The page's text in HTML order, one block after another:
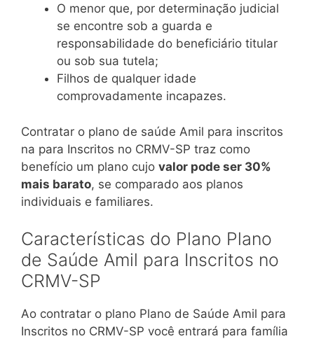
O menor que, por determinação judicial
se encontre sob a guarda e
responsabilidade do beneficiário titular
ou sob sua tutela;
Filhos de qualquer idade
comprovadamente incapazes.
Contratar o plano de saúde Amil para inscritos
na para Inscritos no CRMV-SP traz como
benefício um plano cujo valor pode ser 30%
mais barato, se comparado aos planos
individuais e familiares.
Características do Plano Plano
de Saúde Amil para Inscritos no
CRMV-SP
Ao contratar o plano Plano de Saúde Amil para
Inscritos no CRMV-SP você entrará para família